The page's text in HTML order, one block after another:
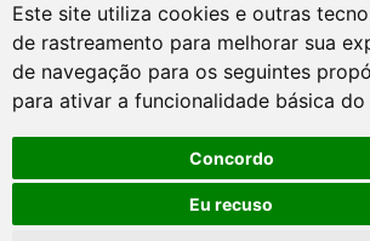
Este site utiliza cookies e outras
de rastreamento para melhorar sua
de navegação para os seguintes
para ativar a funcionalidade básica
Concordo
Eu recuso